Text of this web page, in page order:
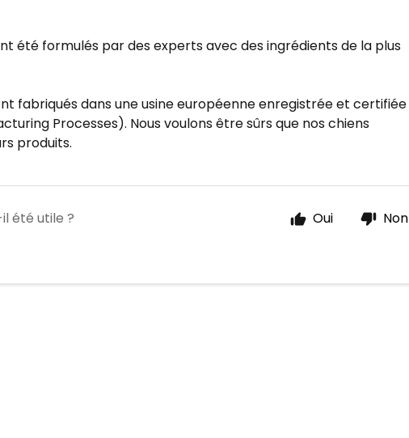
été formulés par des experts avec des ingrédients de la plus
fabriqués dans une usine européenne enregistrée et certifiée
Processes). Nous voulons être sûrs que nos chiens
produits.
été utile ? Oui Non